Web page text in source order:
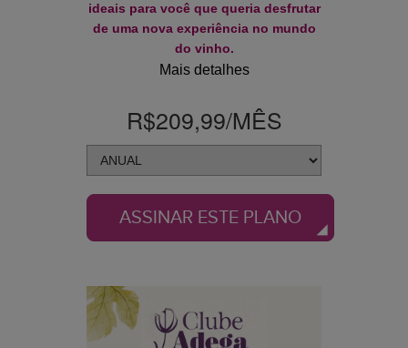
ideais para você que queria desfrutar
de uma nova experiência no mundo
do vinho.
Mais detalhes
R$209,99/MÊS
ASSINAR ESTE PLANO